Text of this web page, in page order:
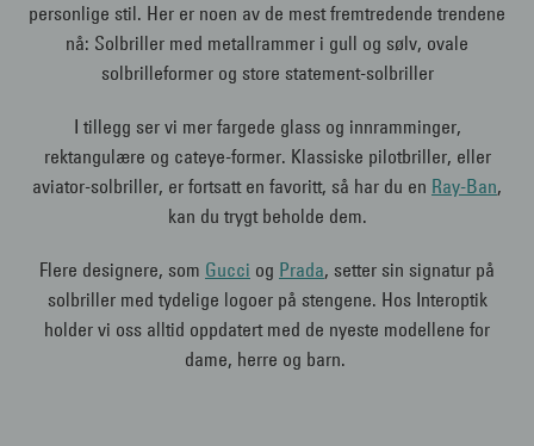
personlige stil. Her er noen av de mest fremtredende trendene
nå: Solbriller med metallrammer i gull og sølv, ovale
solbrilleformer og store statement-solbriller
I tillegg ser vi mer fargede glass og innramminger,
rektangulære og cateye-former. Klassiske pilotbriller, eller
aviator-solbriller, er fortsatt en favoritt, så har du en Ray-Ban,
kan du trygt beholde dem.
Flere designere, som Gucci og Prada, setter sin signatur på
solbriller med tydelige logoer på stengene. Hos Interoptik
holder vi oss alltid oppdatert med de nyeste modellene for
dame, herre og barn.